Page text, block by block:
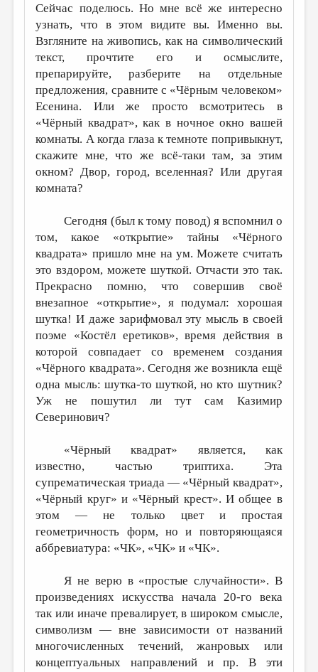
Сейчас поделюсь. Но мне всё же интересно
узнать, что в этом видите вы. Именно вы.
Взгляните на живопись, как на символический
текст, прочтите его и осмыслите,
препарируйте, разберите на отдельные
предложения, сравните с «Чёрным человеком»
Есенина. Или же просто всмотритесь в
«Чёрный квадрат», как в ночное окно вашей
комнаты. А когда глаза к темноте попривыкнут,
скажите мне, что же всё-таки там, за этим
окном? Двор, город, вселенная? Или другая
комната?
Сегодня (был к тому повод) я вспомнил о
том, какое «открытие» тайны «Чёрного
квадрата» пришло мне на ум. Можете считать
это вздором, можете шуткой. Отчасти это так.
Прекрасно помню, что совершив своё
внезапное «открытие», я подумал: хорошая
шутка! И даже зарифмовал эту мысль в своей
поэме «Костёл еретиков», время действия в
которой совпадает со временем создания
«Чёрного квадрата». Сегодня же возникла ещё
одна мысль: шутка-то шуткой, но кто шутник?
Уж не пошутил ли тут сам Казимир
Северинович?
«Чёрный квадрат» является, как
известно, частью триптиха. Эта
супрематическая триада — «Чёрный квадрат»,
«Чёрный круг» и «Чёрный крест». И общее в
этом — не только цвет и простая
геометричность форм, но и повторяющаяся
аббревиатура: «ЧК», «ЧК» и «ЧК».
Я не верю в «простые случайности». В
произведениях искусства начала 20-го века
так или иначе превалирует, в широком смысле,
символизм — вне зависимости от названий
многочисленных течений, жанровых или
концептуальных направлений и пр. В эти